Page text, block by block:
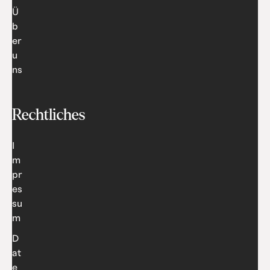
Ü
b
er
u
ns
Rechtliches
m
pr
es
su
m
D
at
e